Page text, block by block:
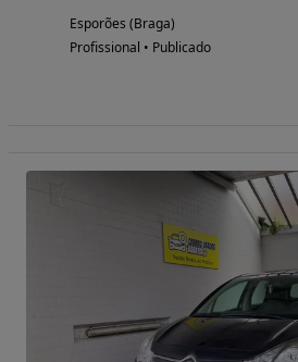
Esporões (Braga)
Profissional • Publicado